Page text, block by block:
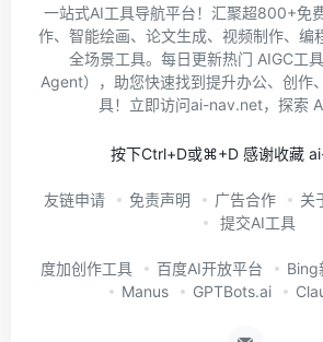
一站式AI工具导航平台！汇聚超800+免
作、智能绘画、论文生成、视频制作、编
全场景工具。每日更新热门 AIGC工
Agent），助您快速找到提升办公、创作
具！立即访问ai-nav.net，探索 AI
按下Ctrl+D或⌘+D 感谢收藏
友链申请 免责声明 广告合作 关
提交AI工具
度加创作工具 百度AI开放平台 Bing
Manus
GPTBots.ai